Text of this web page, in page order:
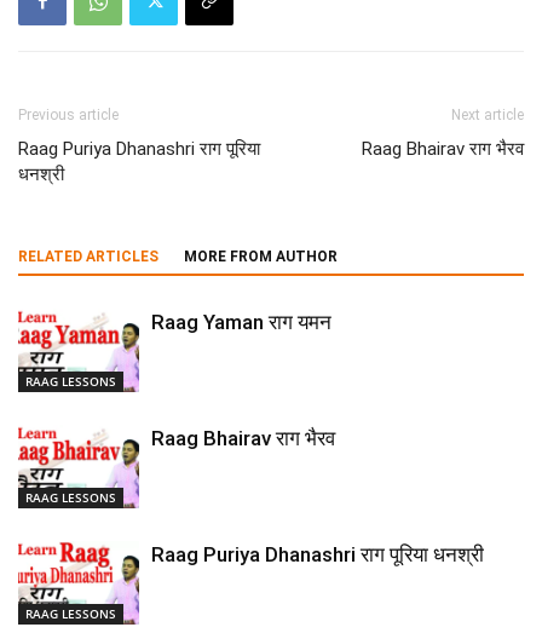
Previous article
Raag Puriya Dhanashri राग पूरिया
धनश्री
Next article
Raag Bhairav राग भैरव
RELATED ARTICLES MORE FROM AUTHOR
RAAG LESSONS
Raag Yaman राग यमन
RAAG LESSONS
Raag Bhairav राग भैरव
RAAG LESSONS
Raag Puriya Dhanashri राग पूरिया धनश्री